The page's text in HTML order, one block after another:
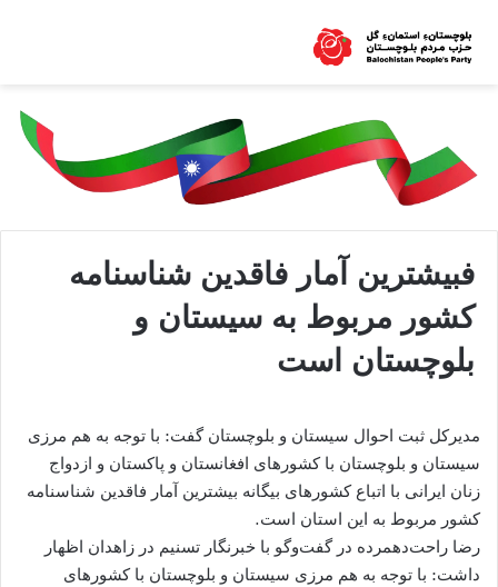
فبیشترین آمار فاقدین شناسنامه
کشور مربوط به سیستان و
بلوچستان است
مدیرکل ثبت احوال سیستان و بلوچستان گفت: با توجه به هم مرزی
سیستان و بلوچستان با کشورهای افغانستان و پاکستان و ازدواج
زنان ایرانی با اتباع کشورهای بیگانه بیشترین آمار فاقدین شناسنامه
کشور مربوط به این استان است.
رضا راحت‌دهمرده در گفت‌وگو با خبرنگار تسنیم در زاهدان اظهار
داشت: با توجه به هم مرزی سیستان و بلوچستان با کشورهای